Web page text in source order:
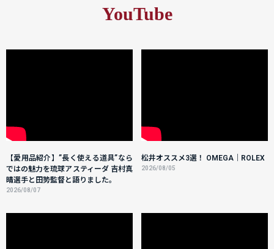
YouTube
【愛用品紹介】”長く使える道具”なら
ではの魅力を琉球アスティーダ 吉村真
晴選手と田㔟監督と語りました。
2026/08/07
松井オススメ3選！ OMEGA｜ROLEX
2026/08/05